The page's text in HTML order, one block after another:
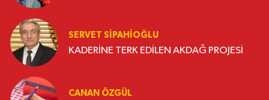
SERVET SİPAHİOĞLU
KADERİNE TERK EDİLEN AKDAĞ PROJESİ
CANAN ÖZGÜL